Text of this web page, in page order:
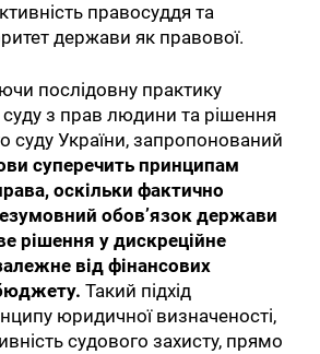
правосуддя та
держави як правової.
послідовну практику
з прав людини та рішення
суду України, запропонований
суперечить принципам
оскільки фактично
обов’язок держави
рішення у дискреційне
від фінансових
Такий підхід
юридичної визначеності,
судового захисту, прямо